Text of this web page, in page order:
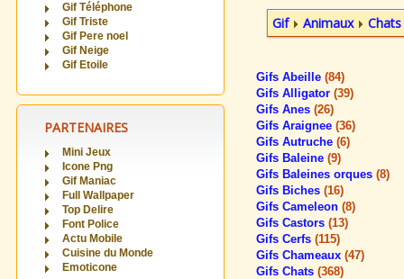
Gif Téléphone
Gif Triste
Gif Pere noel
Gif Neige
Gif Etoile
PARTENAIRES
Mini Jeux
Icone Png
Gif Maniac
Full Wallpaper
Top Delire
Font Police
Actu Mobile
Cuisine du Monde
Emoticone
Gif Animaux Chats
Gifs Abeille (84)
Gifs Alligator (39)
Gifs Anes (26)
Gifs Araignee (36)
Gifs Autruche (6)
Gifs Baleine (9)
Gifs Baleines orques (8)
Gifs Biches (16)
Gifs Cameleon (8)
Gifs Castors (13)
Gifs Cerfs (115)
Gifs Chameaux (47)
Gifs Chats (368)